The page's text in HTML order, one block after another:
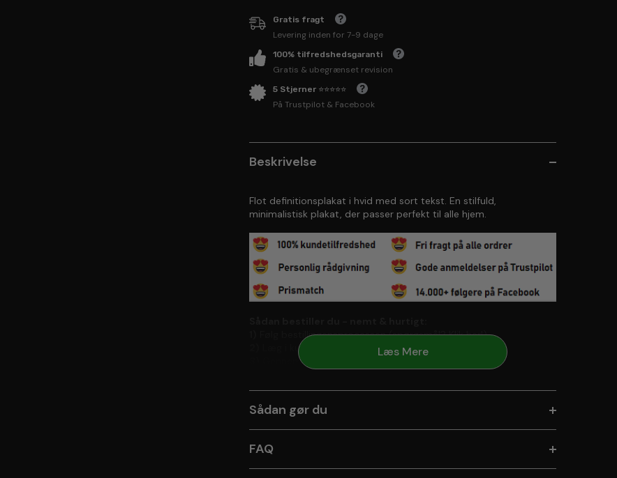
Gratis fragt
Levering inden for 7-9 dage
100% tilfredshedsgaranti
Gratis & ubegrænset revision
5 Stjerner ⭐⭐⭐⭐⭐
På Trustpilot & Facebook
Beskrivelse
Flot definitionsplakat i hvid med sort tekst. En stilfuld,
minimalistisk plakat, der passer perfekt til alle hjem.
Følg bestillingensprocessen (spørgsmål?Klik her!)
Læg i kurven
Gennemfør betaling
Læs Mere
Sådan gør du
FAQ